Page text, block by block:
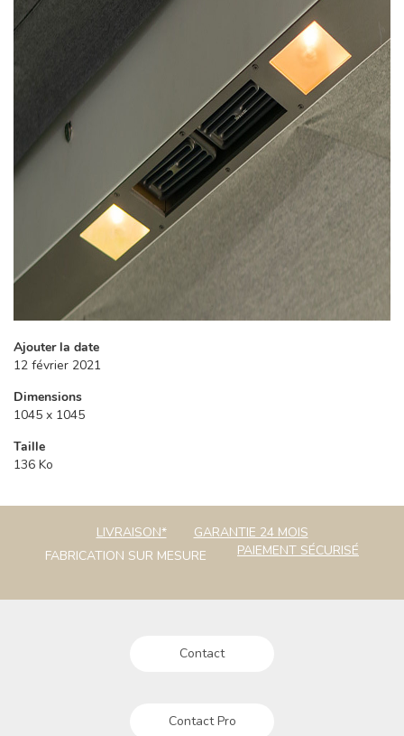
Ajouter la date
12 février 2021
Dimensions
1045 x 1045
Taille
136 Ko
LIVRAISON*
GARANTIE 24 MOIS
FABRICATION SUR MESURE
PAIEMENT SÉCURISÉ
Contact
Contact Pro